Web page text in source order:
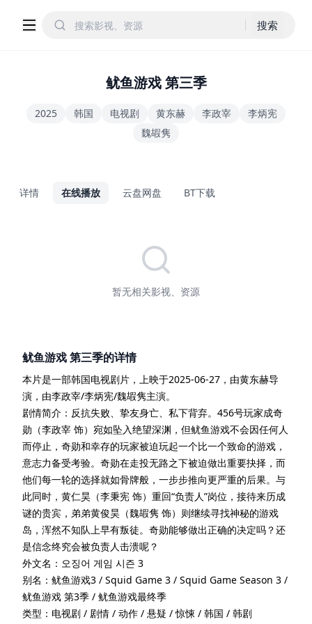
搜索
鱿鱼游戏 第三季
2025 韩国 电视剧 黄东赫 李政宰
李炳宪
魏嘏隽
详情 在线播放 云盘网盘 BT下载
暂无相关影视、资源
鱿鱼游戏 第三季的详情
本片是一部韩国电视剧片 ，上映于2025-06-27 ，由黄东赫导
演 ，由李政宰/李炳宪/魏嘏隽主演。
剧情简介： 反抗失败、挚友身亡、私下背弃。456号玩家成奇
勋（李政宰 饰）宛如坠入绝望深渊，但鱿鱼游戏不会因任何人
而停止，奇勋和幸存的玩家被迫玩起一个比一个致命的游戏，
意志力备受考验。奇勋在走投无路之下被迫做出重要抉择，而
他们每一轮的选择就如骨牌般，一步步推向更严重的后果。与
此同时，黄仁昊（李秉宪 饰）重回“负责人”岗位，接待来历成
谜的贵宾，弟弟黄俊昊（魏嘏隽 饰）则继续寻找神秘的游戏
岛，浑然不知队上早有叛徒。奇勋能够做出正确的决定吗？还
是信念终究会被负责人击溃呢？
外文名： 오징어 게임 시즌 3
别名： 鱿鱼游戏3 / Squid Game 3 / Squid Game Season 3 /
鱿鱼游戏 第3季 / 鱿鱼游戏最终季
类型： 电视剧 / 剧情 / 动作 / 悬疑 / 惊悚 / 韩国 / 韩剧